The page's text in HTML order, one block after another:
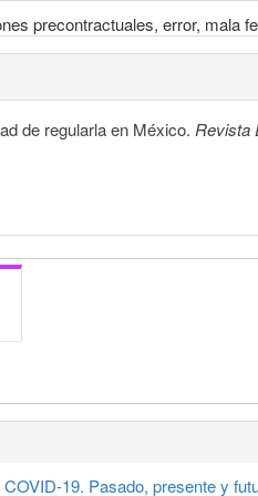
precontractuales, error, mala
de regularla en México. Revista
19. Pasado, presente y